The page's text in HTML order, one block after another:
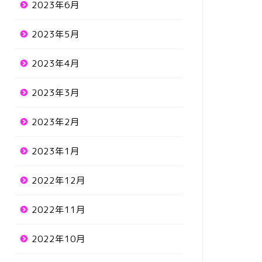
2023年6月
2023年5月
2023年4月
2023年3月
2023年2月
2023年1月
2022年12月
2022年11月
2022年10月